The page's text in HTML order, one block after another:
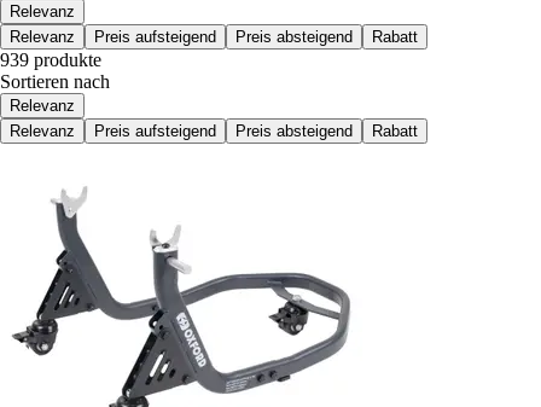
Relevanz
Relevanz
Preis aufsteigend Preis absteigend Rabatt
939 produkte
Sortieren nach
Relevanz
Relevanz
Preis aufsteigend Preis absteigend Rabatt